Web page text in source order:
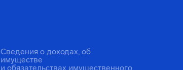
Сведения о доходах, об
имуществе
и обязательствах имущественного